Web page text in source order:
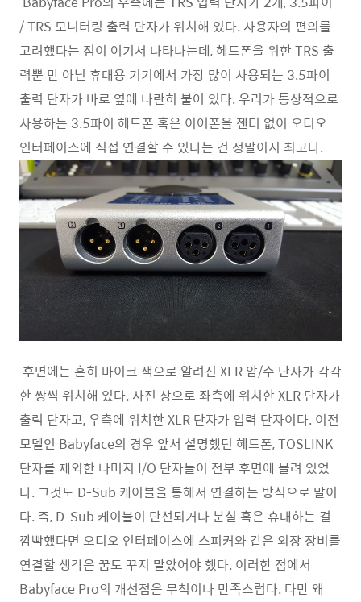
/ TRS 모니터링 출력 단자가 위치해 있다. 사용자의 편의를
고려했다는 점이 여기서 나타나는데, 헤드폰을 위한 TRS 출
력뿐 만 아닌 휴대용 기기에서 가장 많이 사용되는 3.5파이
출력 단자가 바로 옆에 나란히 붙어 있다. 우리가 통상적으로
사용하는 3.5파이 헤드폰 혹은 이어폰을 젠더 없이 오디오
인터페이스에 직접 연결할 수 있다는 건 정말이지 최고다.
후면에는 흔히 마이크 잭으로 알려진 XLR 암/수 단자가 각각
한 쌍씩 위치해 있다. 사진 상으로 좌측에 위치한 XLR 단자가
출럭 단자고, 우측에 위치한 XLR 단자가 입력 단자이다. 이전
모델인 Babyface의 경우 앞서 설명했던 헤드폰, TOSLINK
단자를 제외한 나머지 I/O 단자들이 전부 후면에 몰려 있었
다. 그것도 D-Sub 케이블을 통해서 연결하는 방식으로 말이
다. 즉, D-Sub 케이블이 단선되거나 분실 혹은 휴대하는 걸
깜빡했다면 오디오 인터페이스에 스피커와 같은 외장 장비를
연결할 생각은 꿈도 꾸지 말았어야 했다. 이러한 점에서
Babyface Pro의 개선점은 무척이나 만족스럽다. 다만 왜